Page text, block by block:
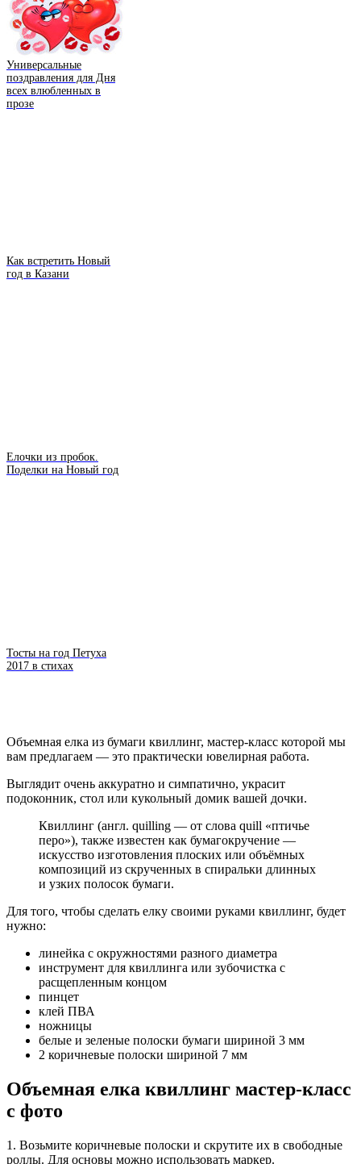
Универсальные
поздравления для Дня
всех влюбленных в
прозе
Как встретить Новый
год в Казани
Елочки из пробок.
Поделки на Новый год
Тосты на год Петуха
2017 в стихах
Объемная елка из бумаги квиллинг, мастер-класс которой мы
вам предлагаем — это практически ювелирная работа.
Выглядит очень аккуратно и симпатично, украсит
подоконник, стол или кукольный домик вашей дочки.
Квиллинг (англ. quilling — от слова quill «птичье
перо»), также известен как бумагокручение —
искусство изготовления плоских или объёмных
композиций из скрученных в спиральки длинных
и узких полосок бумаги.
Для того, чтобы сделать елку своими руками квиллинг, будет
нужно:
линейка с окружностями разного диаметра
инструмент для квиллинга или зубочистка с
расщепленным концом
пинцет
клей ПВА
ножницы
белые и зеленые полоски бумаги шириной 3 мм
2 коричневые полоски шириной 7 мм
Объемная елка квиллинг мастер-класс
с фото
1. Возьмите коричневые полоски и скрутите их в свободные
роллы. Для основы можно использовать маркер.